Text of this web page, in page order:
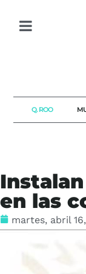
Q. ROO
en las
martes, abril